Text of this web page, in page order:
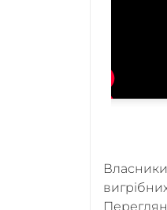
Власники